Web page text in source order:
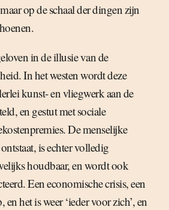
op de schaal der dingen zijn
in de illusie van de
In het westen wordt deze
kunst- en vliegwerk aan de
en gestut met sociale
De menselijke
is echter volledig
houdbaar, en wordt ook
Een economische crisis, een
en het is weer ‘ieder voor zich’, en